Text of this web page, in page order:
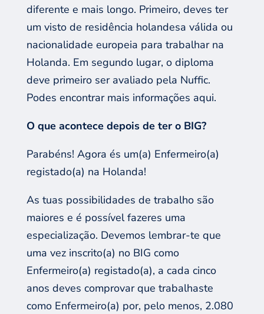
diferente e mais longo. Primeiro, deves ter
um visto de residência holandesa válida ou
nacionalidade europeia para trabalhar na
Holanda. Em segundo lugar, o diploma
deve primeiro ser avaliado pela Nuffic.
Podes encontrar mais informações aqui.
O que acontece depois de ter o BIG?
Parabéns! Agora és um(a) Enfermeiro(a)
registado(a) na Holanda!
As tuas possibilidades de trabalho são
maiores e é possível fazeres uma
especialização. Devemos lembrar-te que
uma vez inscrito(a) no BIG como
Enfermeiro(a) registado(a), a cada cinco
anos deves comprovar que trabalhaste
como Enfermeiro(a) por, pelo menos, 2.080